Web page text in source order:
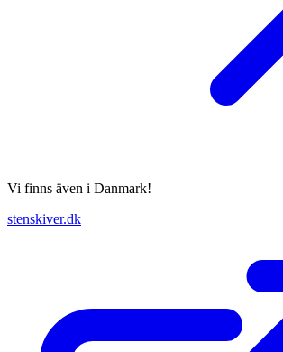
Vi finns även i Danmark!
stenskiver.dk